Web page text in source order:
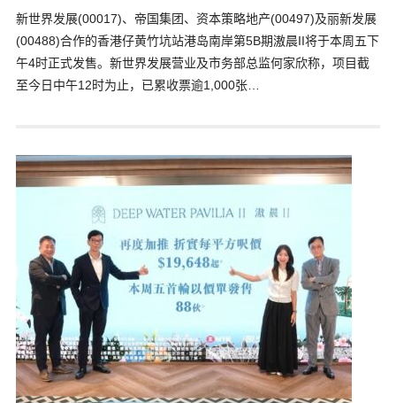
新世界发展(00017)、帝国集团、资本策略地产(00497)及丽新发展
(00488)合作的香港仔黄竹坑站港岛南岸第5B期滶晨II将于本周五下
午4时正式发售。新世界发展营业及市务部总监何家欣称，项目截
至今日中午12时为止，已累收票逾1,000张…